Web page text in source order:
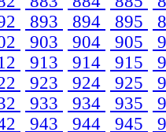
893 894 895
903 904 905
913 914 915
923 924 925
933 934 935
943 944 945